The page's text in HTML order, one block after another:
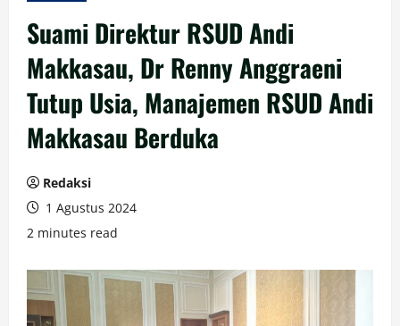
Suami Direktur RSUD Andi
Makkasau, Dr Renny Anggraeni
Tutup Usia, Manajemen RSUD Andi
Makkasau Berduka
Redaksi
1 Agustus 2024
2 minutes read